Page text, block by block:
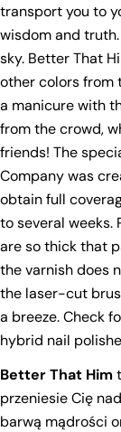
transport you to
wisdom and truth.
sky. Better That
other colors from
a manicure with
from the crowd,
friends! The
Company was
obtain full
to several weeks.
are so thick that
the varnish does
the laser-cut
a breeze.Check
hybrid nail
Better That Him
przeniesie Cię
barwą mądrości